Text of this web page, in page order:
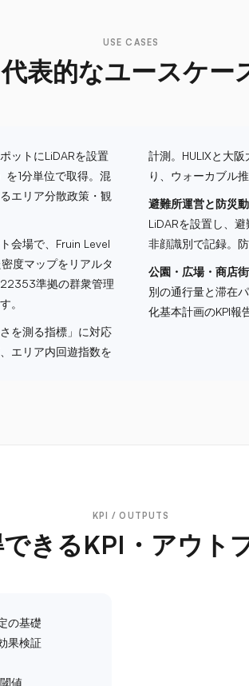
USE CASES
代表的なユースケー
ットにLiDARを設置
1分単位で取得。混
エリア分散政策・観
会場で、Fruin Level
度マップをリアルタ
準拠の群衆管理
。
を測る指標」に対応
エリア内回遊指数を
計測。HULIXと大
り、ウォーカブル
避難所運営と防災
LiDARを設置し、
非顔識別で記録。
公園・広場・商店
別の通行量と滞在
化基本計画のKPI報
KPI / OUTPUTS
きるKPI・アウト
の基礎
果検証
値